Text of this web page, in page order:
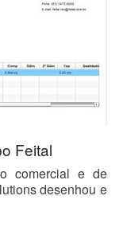
Feital
comercial e de
desenhou e